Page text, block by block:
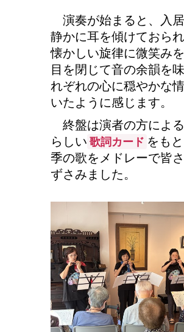
演奏が始まると、入
静かに耳を傾けておられ
懐かしい旋律に微笑み
目を閉じて音の余韻を
れぞれの心に穏やかな
いたように感じます。
終盤は演者の方によ
らしい 歌詞カード をも
季の歌をメドレーで皆
ずさみました。